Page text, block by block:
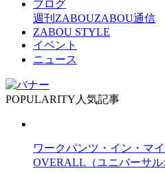
ブログ
週刊ZABOUZABOU通信
ZABOU STYLE
イベント
ニュース
POPULARITY 人気記事
ワークパンツ・イン・マ
OVERALL（ユニバーサル